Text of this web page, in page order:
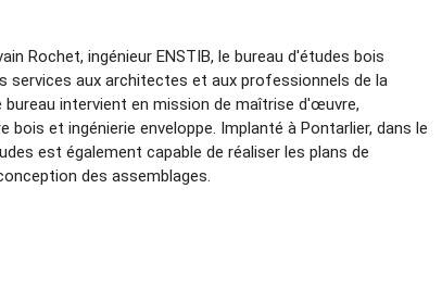
Rochet, ingénieur ENSTIB, le bureau d'études bois
services aux architectes et aux professionnels de la
intervient en mission de maîtrise d'œuvre,
bois et ingénierie enveloppe. Implanté à Pontarlier, dans le
est également capable de réaliser les plans de
des assemblages.